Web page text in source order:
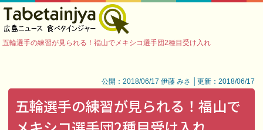
五輪選手の練習が見られる！福山でメキシコ選手団2種目受け入れ
公開：2018/06/17 伊藤 みさ │更新：2018/06/17
五輪選手の練習が見られる！福山で